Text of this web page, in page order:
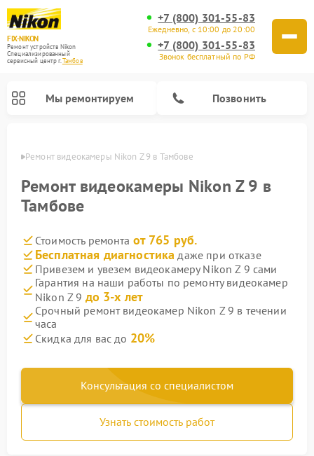
FIX-NIKON
Ремонт устройств Nikon
Специализированный
cервисный центр г.Тамбов
+7 (800) 301-55-83
Ежедневно, с 10:00 до 20:00
+7 (800) 301-55-83
Звонок бесплатный по РФ
Мы ремонтируем Позвонить
Ремонт видеокамеры Nikon Z 9 в Тамбове
Ремонт видеокамеры Nikon Z 9 в
Тамбове
Стоимость ремонта от 765 руб.
Бесплатная диагностика даже при отказе
Привезем и увезем видеокамеру Nikon Z 9 сами
Гарантия на наши работы по ремонту видеокамер
Nikon Z 9 до 3-х лет
Срочный ремонт видеокамер Nikon Z 9 в течении
часа
Скидка для вас до 20%
Консультация со специалистом
Узнать стоимость работ